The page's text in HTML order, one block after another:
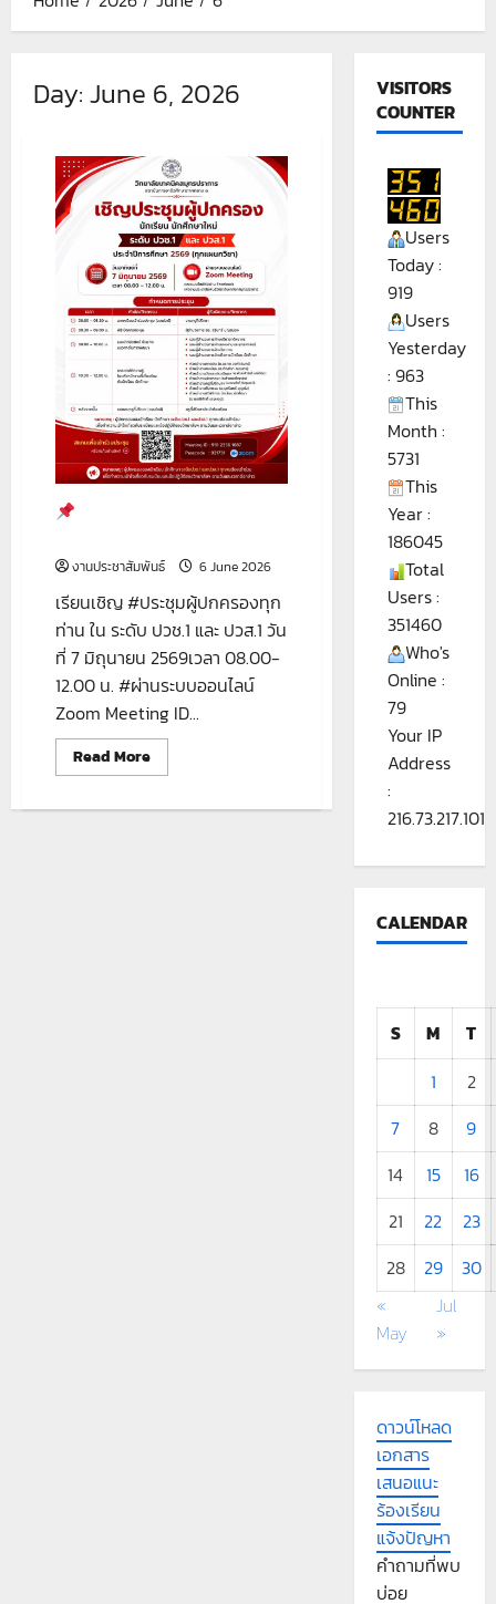
Day: June 6, 2026
งานประชาสัมพันธ์ 6 June 2026
เรียนเชิญ #ประชุมผู้ปกครองทุก
ท่าน ใน ระดับ ปวช.1 และ ปวส.1 วัน
ที่ 7 มิถุนายน 2569เวลา 08.00-
12.00 น. #ผ่านระบบออนไลน์
Zoom Meeting ID...
Read MoreRead
more
VISITORS
COUNTER
Users
Today :
919
Users
Yesterday
: 963
This
Month :
5731
This
Year :
186045
Total
Users :
351460
Who's
Online :
79
Your IP
Address
:
216.73.217.101
CALENDAR
S M
T
1
2
7
8
9
14
15
16
21
22
23
28
29
30
«
May
Jul
»
ดาวน์โหลด
เอกสาร
เสนอแนะ
ร้องเรียน
แจ้งปัญหา
คำถามที่พบ
บ่อย